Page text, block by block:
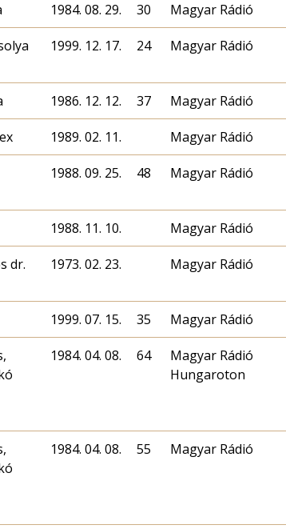
1984. 08. 29. 30 Magyar Rádió
1999. 12. 17. 24 Magyar Rádió
1986. 12. 12. 37 Magyar Rádió
1989. 02. 11. Magyar Rádió
1988. 09. 25. 48 Magyar Rádió
1988. 11. 10. Magyar Rádió
dr. 1973. 02. 23. Magyar Rádió
1999. 07. 15. 35 Magyar Rádió
1984. 04. 08. 64
Magyar Rádió
Hungaroton
1984. 04. 08. 55 Magyar Rádió